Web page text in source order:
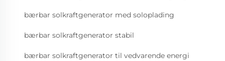
bærbar solkraftgenerator med soloplading
bærbar solkraftgenerator stabil
bærbar solkraftgenerator til vedvarende energi